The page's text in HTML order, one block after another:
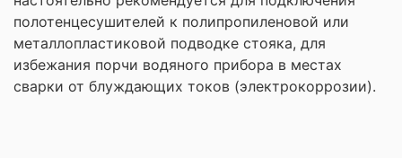
полотенцесушителей к полипропиленовой или
металлопластиковой подводке стояка, для
избежания порчи водяного прибора в местах
сварки от блуждающих токов (электрокоррозии).